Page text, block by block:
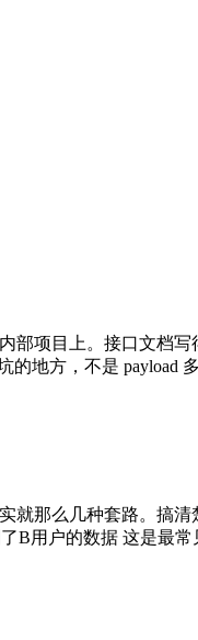
项目上。接口文档
地方，不是 payload
那么几种套路。搞
B用户的数据 这是最